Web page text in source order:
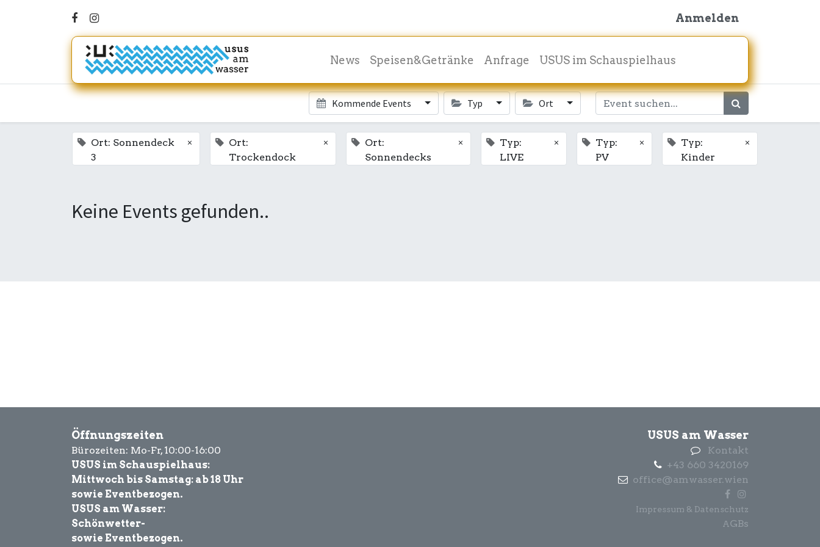
Anmelden
News Speisen&Getränke Anfrage USUS im Schauspielhaus
Kommende Events Typ Ort
Ort: Sonnendeck
3
×
Ort:
Trockendock
×
Ort:
Sonnendecks
×
Typ:
LIVE
×
Typ:
PV
×
Typ:
Kinder
×
Keine Events gefunden..
Öffnungszeiten
Bürozeiten: Mo-Fr, 10:00-16:00
USUS im Schauspielhaus:
Mittwoch bis Samstag: ab 18 Uhr
sowie Eventbezogen.
USUS am Wasser:
Schönwetter-
sowie Eventbezogen.
USUS am Wasser
Kontakt
+43 660 3420169
office@amwasser.wien
Impressum & Datenschutz
AGBs